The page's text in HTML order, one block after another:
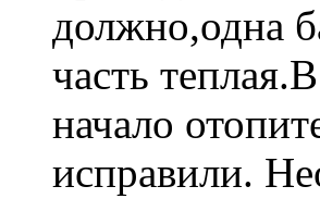
должно,одна
часть
начало
исправили.